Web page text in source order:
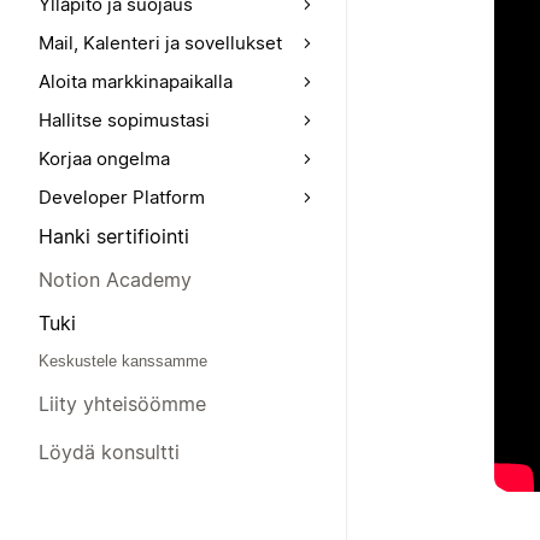
Mail, Kalenteri ja sovellukset
Aloita markkinapaikalla
Hallitse sopimustasi
Korjaa ongelma
Developer Platform
Hanki sertifiointi
Notion Academy
Tuki
Keskustele kanssamme
Liity yhteisöömme
Löydä konsultti